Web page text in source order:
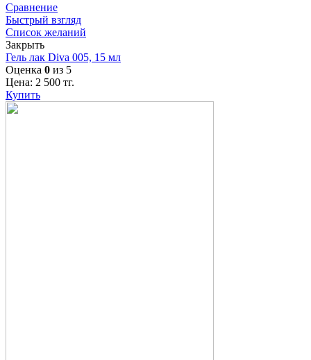
Сравнение
Быстрый взгляд
Список желаний
Закрыть
Гель лак Diva 005, 15 мл
Оценка 0 из 5
Цена: 2 500 тг.
Купить